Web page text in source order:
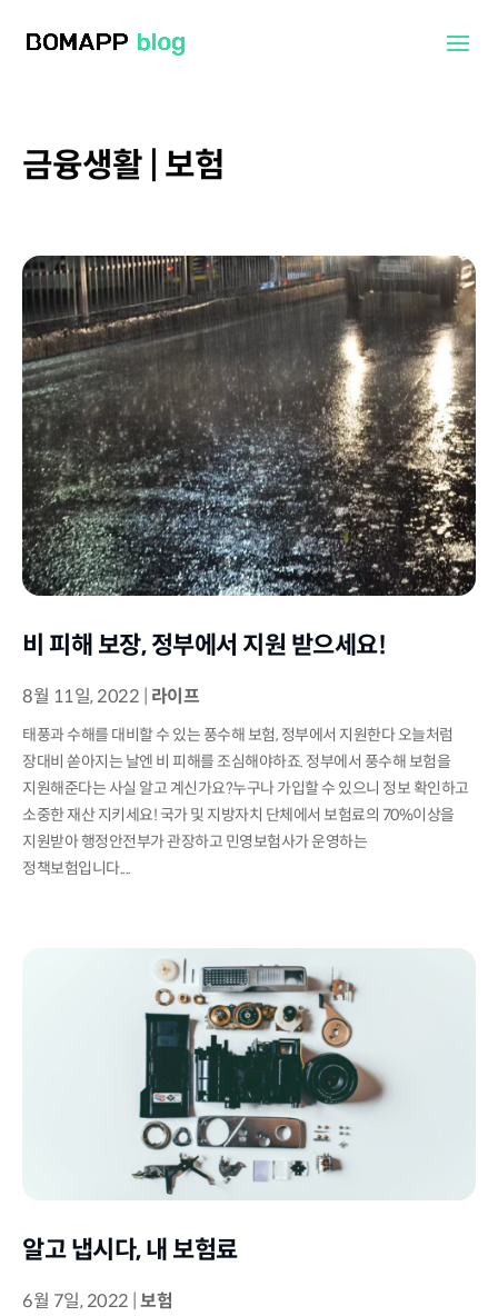
금융생활 | 보험
비 피해 보장, 정부에서 지원 받으세요!
8월 11일, 2022 라이프
태풍과 수해를 대비할 수 있는 풍수해 보험, 정부에서 지원한다 오늘처럼
장대비 쏟아지는 날엔 비 피해를 조심해야하죠. 정부에서 풍수해 보험을
지원해준다는 사실 알고 계신가요?누구나 가입할 수 있으니 정보 확인하고
소중한 재산 지키세요! 국가 및 지방자치 단체에서 보험료의 70%이상을
지원받아 행정안전부가 관장하고 민영보험사가 운영하는
정책보험입니다....
알고 냅시다, 내 보험료
6월 7일, 2022 보험